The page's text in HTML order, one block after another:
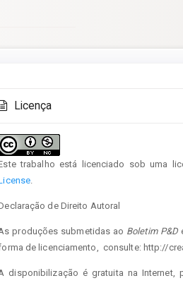
Licença
trabalho está licenciado sob uma
.
de Direito Autoral
produções submetidas ao Boletim P&D
de licenciamento, consulte: http://
disponibilização é gratuita na Internet,